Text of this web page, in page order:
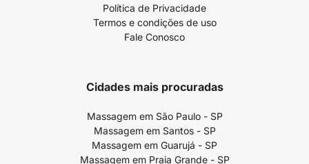
Política de Privacidade
Termos e condições de uso
Fale Conosco
Cidades mais procuradas
Massagem em São Paulo - SP
Massagem em Santos - SP
Massagem em Guarujá - SP
Massagem em Praia Grande - SP